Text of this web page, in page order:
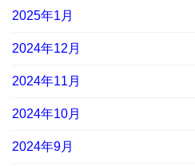
2025年1月
2024年12月
2024年11月
2024年10月
2024年9月